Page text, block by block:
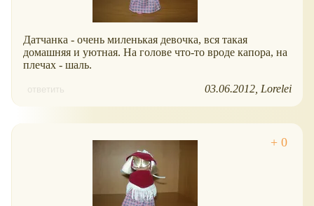
Датчанка - очень миленькая девочка, вся такая
домашняя и уютная. На голове что-то вроде капора, на
плечах - шаль.
ответить 03.06.2012 Lorelei